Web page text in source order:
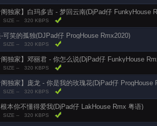
阁独家】白玛多吉 - 梦回云南(DjPad仔 FunkyHouse
SIZE -- 320 KBPS
可笑的孤独(DJPad仔 ProgHouse Rmx2020)
SIZE -- 320 KBPS
阁独家】邓丽君 - 你怎么说(DjPad仔 FunkyHouse
SIZE -- 320 KBPS
阁独家】庞龙 - 你是我的玫瑰花(DjPad仔 ProgHouse
SIZE -- 320 KBPS
本你不懂得爱我(DjPad仔 LakHouse Rmx 粤语)
SIZE -- 320 KBPS